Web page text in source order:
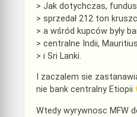
> Jak dotychczas,
> sprzedał 212 ton
> a wśród kupców były
> centralne Indii,
> i Sri Lanki.
I zaczalem sie
nie bank centralny Etiopii
Wtedy wyrywnosc MFW